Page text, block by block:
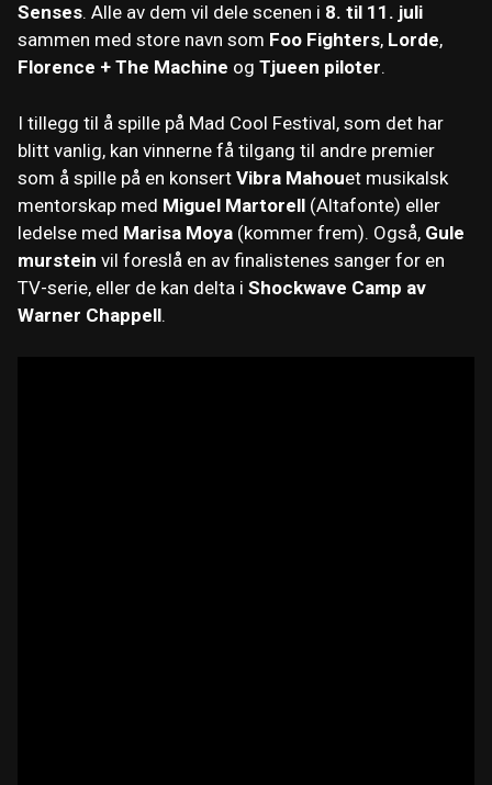
Senses. Alle av dem vil dele scenen i 8. til 11. juli
sammen med store navn som Foo Fighters, Lorde,
Florence + The Machine og Tjueen piloter.
I tillegg til å spille på Mad Cool Festival, som det har
blitt vanlig, kan vinnerne få tilgang til andre premier
som å spille på en konsert Vibra Mahouet musikalsk
mentorskap med Miguel Martorell (Altafonte) eller
ledelse med Marisa Moya (kommer frem). Også, Gule
murstein vil foreslå en av finalistenes sanger for en
TV-serie, eller de kan delta i Shockwave Camp av
Warner Chappell.